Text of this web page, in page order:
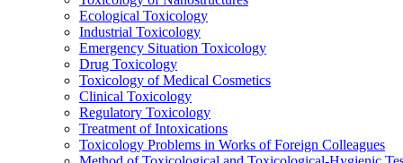
Ecological Toxicology
Industrial Toxicology
Emergency Situation Toxicology
Drug Toxicology
Toxicology of Medical Cosmetics
Clinical Toxicology
Regulatory Toxicology
Treatment of Intoxications
Toxicology Problems in Works of Foreign Colleagues